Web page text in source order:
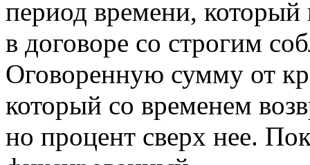
период времени, который
в договоре со строгим
Оговоренную сумму от
который со временем
но процент сверх нее.